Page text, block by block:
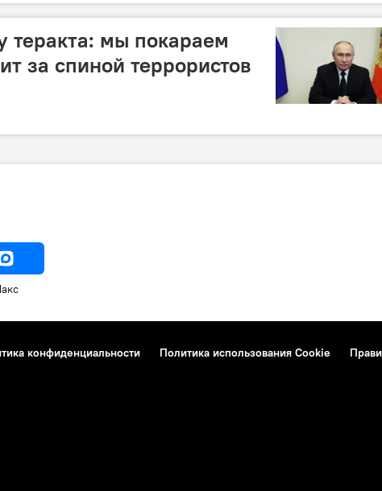
теракта: мы покараем
за спиной террористов
конфиденциальности Политика использования Cookie